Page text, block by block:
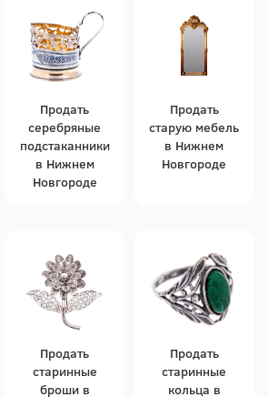
Продать
серебряные
подстаканники
в Нижнем
Новгороде
Продать
старую мебель
в Нижнем
Новгороде
Продать
старинные
броши в
Продать
старинные
кольца в